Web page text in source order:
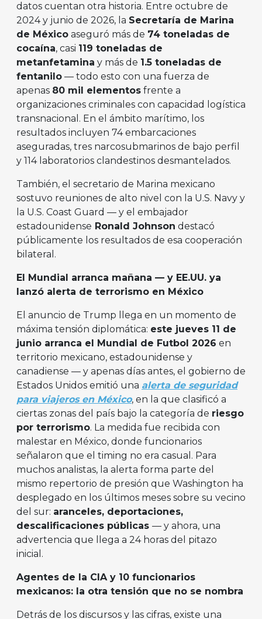
datos cuentan otra historia. Entre octubre de
2024 y junio de 2026, la Secretaría de Marina
de México aseguró más de 74 toneladas de
cocaína, casi 119 toneladas de
metanfetamina y más de 1.5 toneladas de
fentanilo — todo esto con una fuerza de
apenas 80 mil elementos frente a
organizaciones criminales con capacidad logística
transnacional. En el ámbito marítimo, los
resultados incluyen 74 embarcaciones
aseguradas, tres narcosubmarinos de bajo perfil
y 114 laboratorios clandestinos desmantelados.
También, el secretario de Marina mexicano
sostuvo reuniones de alto nivel con la U.S. Navy y
la U.S. Coast Guard — y el embajador
estadounidense Ronald Johnson destacó
públicamente los resultados de esa cooperación
bilateral.
El Mundial arranca mañana — y EE.UU. ya
lanzó alerta de terrorismo en México
El anuncio de Trump llega en un momento de
máxima tensión diplomática: este jueves 11 de
junio arranca el Mundial de Futbol 2026 en
territorio mexicano, estadounidense y
canadiense — y apenas días antes, el gobierno de
Estados Unidos emitió una alerta de seguridad
para viajeros en México, en la que clasificó a
ciertas zonas del país bajo la categoría de riesgo
por terrorismo. La medida fue recibida con
malestar en México, donde funcionarios
señalaron que el timing no era casual. Para
muchos analistas, la alerta forma parte del
mismo repertorio de presión que Washington ha
desplegado en los últimos meses sobre su vecino
del sur: aranceles, deportaciones,
descalificaciones públicas — y ahora, una
advertencia que llega a 24 horas del pitazo
inicial.
Agentes de la CIA y 10 funcionarios
mexicanos: la otra tensión que no se nombra
Detrás de los discursos y las cifras, existe una